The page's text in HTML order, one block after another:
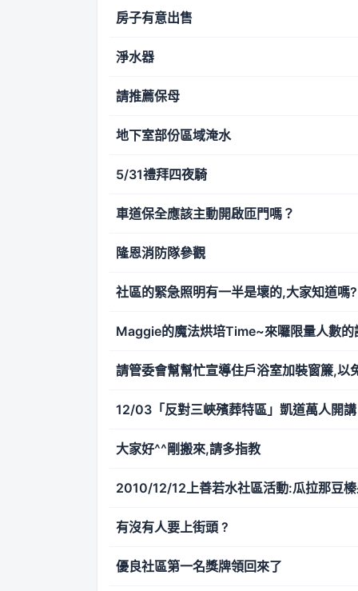
房子有意出售
淨水器
請推薦保母
地下室部份區域淹水
5/31禮拜四夜騎
車道保全應該主動開啟匝門嗎？
隆恩消防隊參觀
社區的緊急照明有一半是壞的,大家知道嗎?
Maggie的魔法烘培Time~來囉限量人數的
請管委會幫幫忙宣導住戶浴室加裝窗簾,以
12/03「反對三峽殯葬特區」凱道萬人開講
大家好^^剛搬來,請多指教
2010/12/12上善若水社區活動:瓜拉那豆
有沒有人要上街頭 ?
優良社區第一名獎牌領回來了